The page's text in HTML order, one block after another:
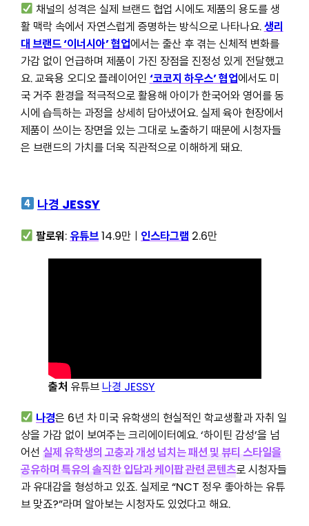
채널의 성격은 실제 브랜드 협업 시에도 제품의 용도를 생
활 맥락 속에서 자연스럽게 증명하는 방식으로 나타나요.생리
대 브랜드 ‘이너시아’ 협업에서는 출산 후 겪는 신체적 변화를
가감 없이 언급하며 제품이 가진 장점을 진정성 있게 전달했고
요. 교육용 오디오 플레이어인 ‘코코지 하우스’ 협업에서도 미
국 거주 환경을 적극적으로 활용해 아이가 한국어와 영어를 동
시에 습득하는 과정을 상세히 담아냈어요. 실제 육아 현장에서
제품이 쓰이는 장면을 있는 그대로 노출하기 때문에 시청자들
은 브랜드의 가치를 더욱 직관적으로 이해하게 돼요.
나경 JESSY
팔로워:유튜브14.9만ㅣ 인스타그램 2.6만
출처 유튜브 나경 JESSY
나경은 6년 차 미국 유학생의 현실적인 학교생활과 자취 일
상을 가감 없이 보여주는 크리에이터예요. ‘하이틴 감성’을 넘
어선 실제 유학생의 고충과 개성 넘치는 패션 및 뷰티 스타일을
공유하며 특유의 솔직한 입담과 케이팝 관련 콘텐츠로 시청자들
과 유대감을 형성하고 있죠. 실제로 “NCT 정우 좋아하는 유튜
브 맞죠?”라며 알아보는 시청자도 있었다고 해요.